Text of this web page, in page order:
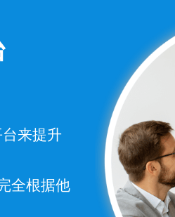
来提升
全根据他